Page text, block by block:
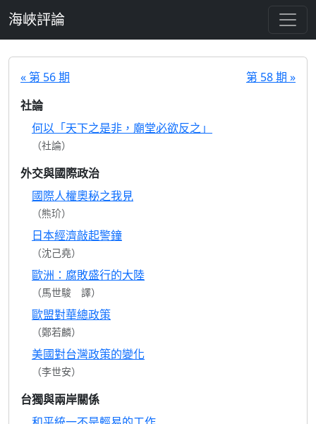
海峽評論
« 第 56 期
第 58 期 »
社論
何以「天下之是非，廟堂必欲反之」
（社論）
外交與國際政治
國際人權奧秘之我見
（熊玠）
日本經濟敲起警鐘
（沈己堯）
歐洲：腐敗盛行的大陸
（馬世駿 譯）
歐盟對華總政策
（鄭若麟）
美國對台灣政策的變化
（李世安）
台獨與兩岸關係